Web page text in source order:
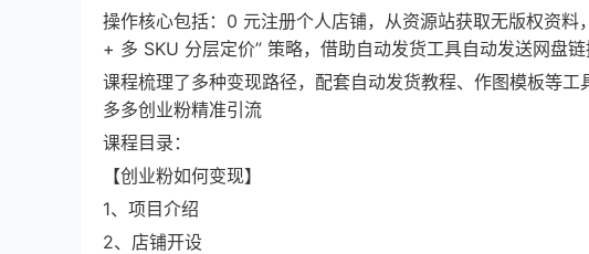
操作核心包括：0 元注册个人店铺，从资源站获取无版权资
+ 多 SKU 分层定价” 策略，借助自动发货工具自动发送网盘链
课程梳理了多种变现路径，配套自动发货教程、作图模板等
多多创业粉精准引流
课程目录：
【创业粉如何变现】
1、项目介绍
2、店铺开设